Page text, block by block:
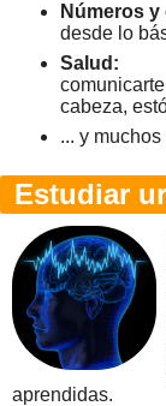
Números
desde lo
Salud:
cabeza,
... y
Estudiar
aprendidas.